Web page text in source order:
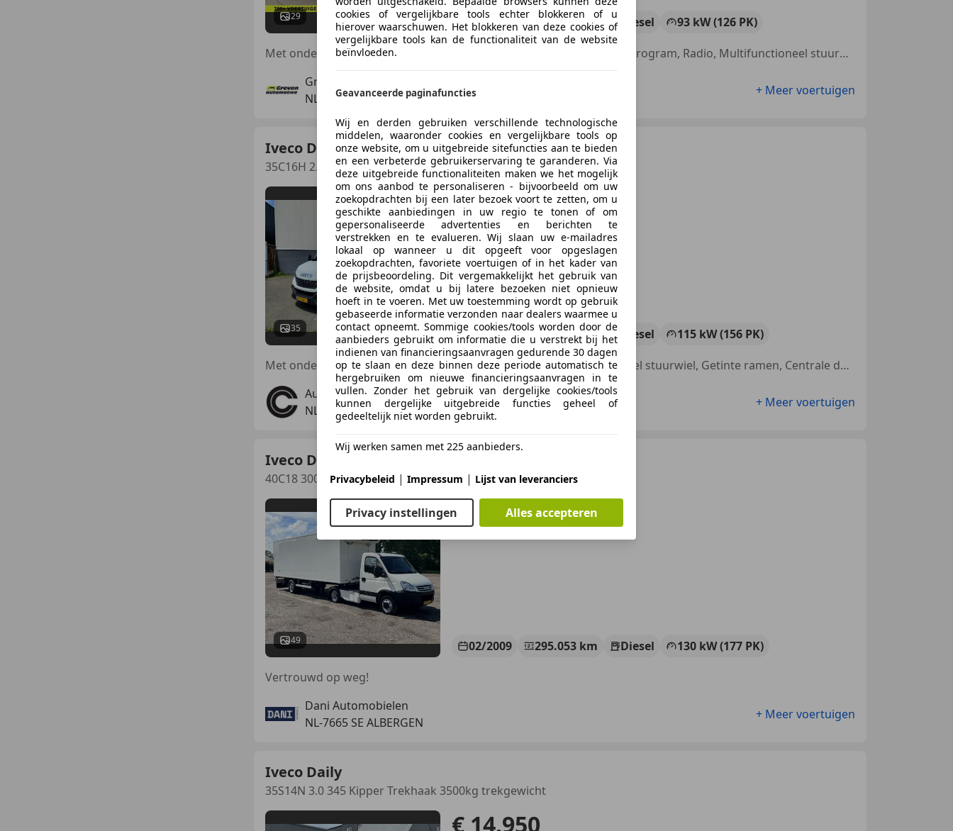
29 08/2014 187.554 km Diesel
93 kW (126 PK)
Met onderhoudshistorie, Elektrische achterklep, Electronic Stability Program, Radio, Multifunctioneel stuurwiel, Boordcomputer, CD, Getinte ramen
Greven Automotive B.V.
NL-9502 EC STADSKANAAL
+ Meer voertuigen
Iveco Daily
35C16H 2.3 410 Automaat Meubelbak 3-Persoons Euro
35
€ 18.940
Excl. BTW
05/2021 254.695 km Diesel
115 kW (156 PK)
Met onderhoudshistorie, Handsfree, Airconditioning, Multifunctioneel stuurwiel, Getinte ramen, Centrale deurvergrendeling met afstandsbediening, Navigatiesysteem, Parkeerhulp automatisch
Auto Corsten B.V.
NL-5738 AK MARIAHOUT
+ Meer voertuigen
Iveco Daily
40C18 300 BE-Combi Koeling 1905 kg laadvermogen 7-
49
€ 14.950
02/2009 295.053 km Diesel
130 kW (177 PK)
Vertrouwd op weg!
Dani Automobielen
NL-7665 SE ALBERGEN
+ Meer voertuigen
Iveco Daily
35S14N 3.0 345 Kipper Trekhaak 3500kg trekgewicht
€ 14.950
cookies of vergelijkbare tools echter blokkeren of u
hierover waarschuwen. Het blokkeren van deze cookies of
vergelijkbare tools kan de functionaliteit van de website
beïnvloeden.
Geavanceerde paginafuncties
Wij en derden gebruiken verschillende technologische
middelen, waaronder cookies en vergelijkbare tools op
onze website, om u uitgebreide sitefuncties aan te bieden
en een verbeterde gebruikerservaring te garanderen. Via
deze uitgebreide functionaliteiten maken we het mogelijk
om ons aanbod te personaliseren - bijvoorbeeld om uw
zoekopdrachten bij een later bezoek voort te zetten, om u
geschikte aanbiedingen in uw regio te tonen of om
gepersonaliseerde advertenties en berichten te
verstrekken en te evalueren. Wij slaan uw e-mailadres
lokaal op wanneer u dit opgeeft voor opgeslagen
zoekopdrachten, favoriete voertuigen of in het kader van
de prijsbeoordeling. Dit vergemakkelijkt het gebruik van
de website, omdat u bij latere bezoeken niet opnieuw
hoeft in te voeren. Met uw toestemming wordt op gebruik
gebaseerde informatie verzonden naar dealers waarmee u
contact opneemt. Sommige cookies/tools worden door de
aanbieders gebruikt om informatie die u verstrekt bij het
indienen van financieringsaanvragen gedurende 30 dagen
op te slaan en deze binnen deze periode automatisch te
hergebruiken om nieuwe financieringsaanvragen in te
vullen. Zonder het gebruik van dergelijke cookies/tools
kunnen dergelijke uitgebreide functies geheel of
gedeeltelijk niet worden gebruikt.
Wij werken samen met 225 aanbieders.
Privacybeleid | Impressum | Lijst van leveranciers
Privacy instellingen Alles accepteren